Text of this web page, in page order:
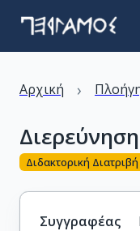
Αρχική ›
Διδακτορική Διατριβή
Συγγραφέας